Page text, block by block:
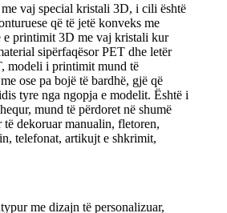
vaj special kristali 3D, i cili është
që të jetë konveks me
e printimit 3D me vaj kristali kur
sipërfaqësor PET dhe letër
modeli i printimit mund të
ose pa bojë të bardhë, gjë që
tyre nga ngopja e modelit. Është i
mund të përdoret në shumë
të dekoruar manualin, fletoren,
telefonat, artikujt e shkrimit,